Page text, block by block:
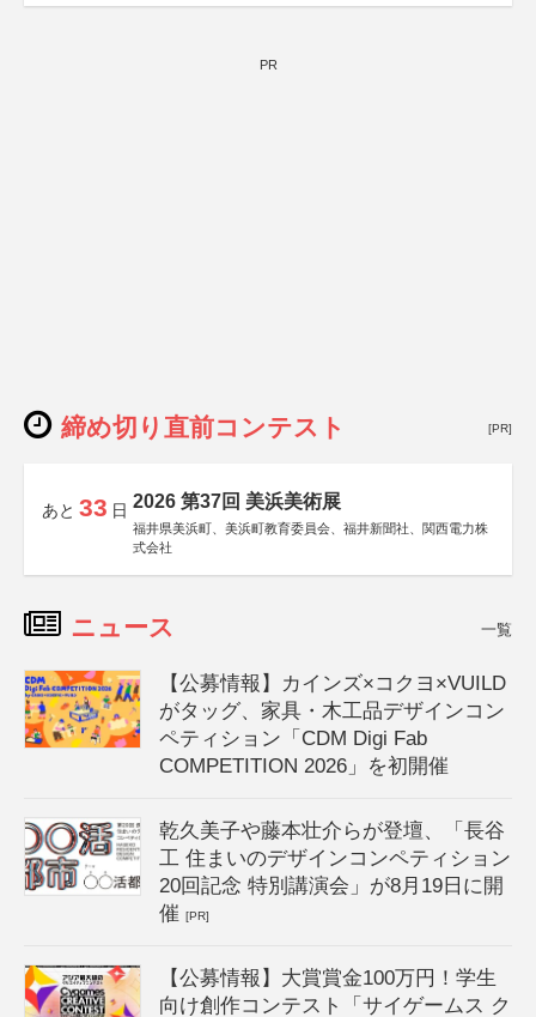
PR
締め切り直前コンテスト [PR]
あと 33 日 2026 第37回 美浜美術展
福井県美浜町、美浜町教育委員会、福井新聞社、関西電力株
式会社
ニュース 一覧
【公募情報】カインズ×コクヨ×VUILD
がタッグ、家具・木工品デザインコン
ペティション「CDM Digi Fab
COMPETITION 2026」を初開催
乾久美子や藤本壮介らが登壇、「長谷
工 住まいのデザインコンペティション
20回記念 特別講演会」が8月19日に開
催[PR]
【公募情報】大賞賞金100万円！学生
向け創作コンテスト「サイゲームス ク